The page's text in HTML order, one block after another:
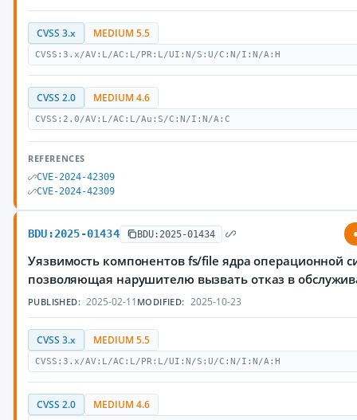
CVSS 3.x MEDIUM 5.5
CVSS:3.x/AV:L/AC:L/PR:L/UI:N/S:U/C:N/I:N/A:H
CVSS 2.0 MEDIUM 4.6
CVSS:2.0/AV:L/AC:L/Au:S/C:N/I:N/A:C
REFERENCES
CVE-2024-42309
CVE-2024-42309
BDU:2025-01434 BDU:2025-01434
Уязвимость компонентов fs/file ядра операционной
позволяющая нарушителю вызвать отказ в
PUBLISHED: 2025-02-11 MODIFIED: 2025-10-23
CVSS 3.x MEDIUM 5.5
CVSS:3.x/AV:L/AC:L/PR:L/UI:N/S:U/C:N/I:N/A:H
CVSS 2.0 MEDIUM 4.6